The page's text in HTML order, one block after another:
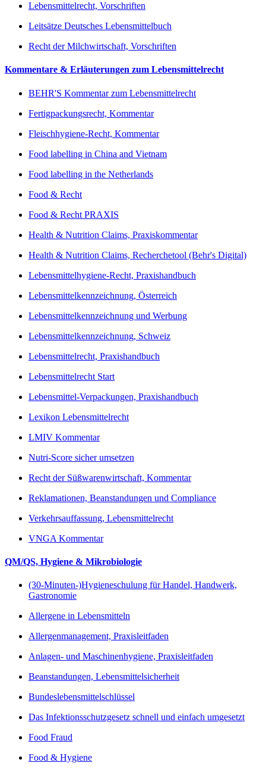
Lebensmittelrecht, Vorschriften
Leitsätze Deutsches Lebensmittelbuch
Recht der Milchwirtschaft, Vorschriften
Kommentare & Erläuterungen zum Lebensmittelrecht
BEHR'S Kommentar zum Lebensmittelrecht
Fertigpackungsrecht, Kommentar
Fleischhygiene-Recht, Kommentar
Food labelling in China and Vietnam
Food labelling in the Netherlands
Food & Recht
Food & Recht PRAXIS
Health & Nutrition Claims, Praxiskommentar
Health & Nutrition Claims, Recherchetool (Behr's Digital)
Lebensmittelhygiene-Recht, Praxishandbuch
Lebensmittelkennzeichnung, Österreich
Lebensmittelkennzeichnung und Werbung
Lebensmittelkennzeichnung, Schweiz
Lebensmittelrecht, Praxishandbuch
Lebensmittelrecht Start
Lebensmittel-Verpackungen, Praxishandbuch
Lexikon Lebensmittelrecht
LMIV Kommentar
Nutri-Score sicher umsetzen
Recht der Süßwarenwirtschaft, Kommentar
Reklamationen, Beanstandungen und Compliance
Verkehrsauffassung, Lebensmittelrecht
VNGA Kommentar
QM/QS, Hygiene & Mikrobiologie
(30-Minuten-)Hygieneschulung für Handel, Handwerk,
Gastronomie
Allergene in Lebensmitteln
Allergenmanagement, Praxisleitfaden
Anlagen- und Maschinenhygiene, Praxisleitfaden
Beanstandungen, Lebensmittelsicherheit
Bundeslebensmittelschlüssel
Das Infektionsschutzgesetz schnell und einfach umgesetzt
Food Fraud
Food & Hygiene